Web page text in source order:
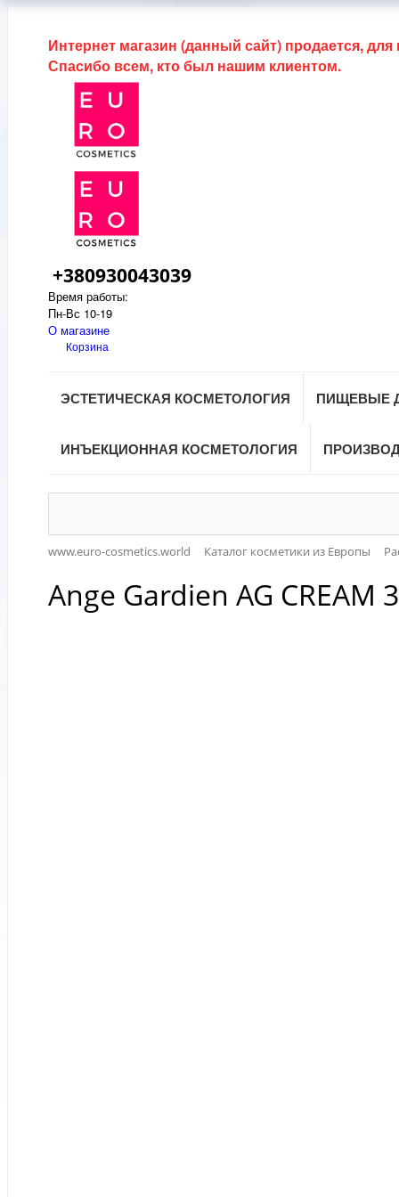
Интернет магазин (данный сайт) продается,
Спасибо всем, кто был нашим клиентом.
+380930043039
Время работы:
Пн-Вс 10-19
О магазине
Корзина
ЭСТЕТИЧЕСКАЯ КОСМЕТОЛОГИЯ ПИЩЕВЫЕ
ИНЪЕКЦИОННАЯ КОСМЕТОЛОГИЯ
www.euro-cosmetics.world Каталог косметики из Европы
Ange Gardien AG